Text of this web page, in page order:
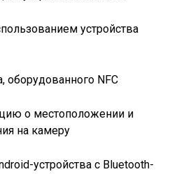
устройства
оборудованного NFC
о местоположении и
на камеру
устройства с Bluetooth-